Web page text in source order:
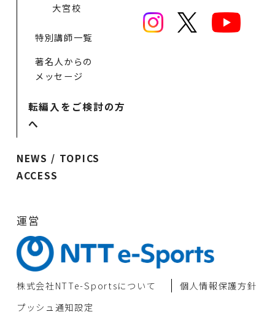
大宮校
特別講師一覧
著名人からの
メッセージ
転編入をご検討の方
へ
NEWS / TOPICS
ACCESS
運営
株式会社NTTe-Sportsについて
個⼈情報保護⽅針
プッシュ通知設定